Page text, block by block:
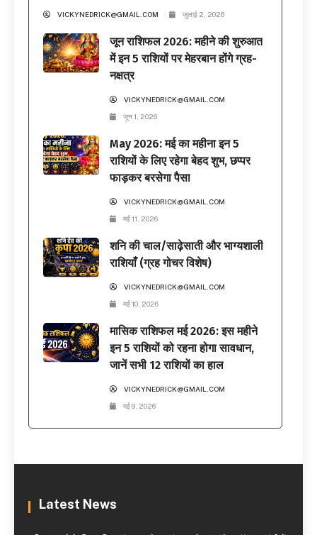
VICKYNEDRICK@GMAIL.COM जुलाई 2, 2026
जून राशिफल 2026: महीने की शुरुआत
में इन 5 राशियों पर मेहरबान होंगे ग्रह-
नक्षत्र
VICKYNEDRICK@GMAIL.COM
जून 1, 2026
May 2026: मई का महीना इन 5
राशियों के लिए रहेगा बेहद शुभ, छप्पर
फाड़कर बरसेगा पैसा
VICKYNEDRICK@GMAIL.COM
मई 11, 2026
शनि की चाल/साढ़ेसाती और भाग्यशाली
राशियाँ (ग्रह गोचर विशेष)
VICKYNEDRICK@GMAIL.COM
मई 10, 2026
मासिक राशिफल मई 2026: इस महीने
इन 5 राशियों को रहना होगा सावधान,
जानें सभी 12 राशियों का हाल
VICKYNEDRICK@GMAIL.COM
मई 9, 2026
Latest News